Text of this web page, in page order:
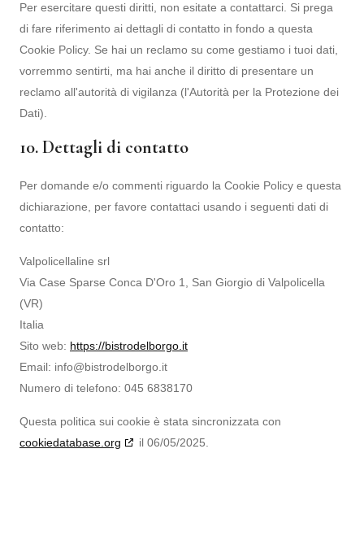
Per esercitare questi diritti, non esitate a contattarci. Si prega
di fare riferimento ai dettagli di contatto in fondo a questa
Cookie Policy. Se hai un reclamo su come gestiamo i tuoi dati,
vorremmo sentirti, ma hai anche il diritto di presentare un
reclamo all'autorità di vigilanza (l'Autorità per la Protezione dei
Dati).
10. Dettagli di contatto
Per domande e/o commenti riguardo la Cookie Policy e questa
dichiarazione, per favore contattaci usando i seguenti dati di
contatto:
Valpolicellaline srl
Via Case Sparse Conca D'Oro 1, San Giorgio di Valpolicella
(VR)
Italia
Sito web: https://bistrodelborgo.it
Email: info@bistrodelborgo.it
Numero di telefono: 045 6838170
Questa politica sui cookie è stata sincronizzata con
cookiedatabase.org
il 06/05/2025.